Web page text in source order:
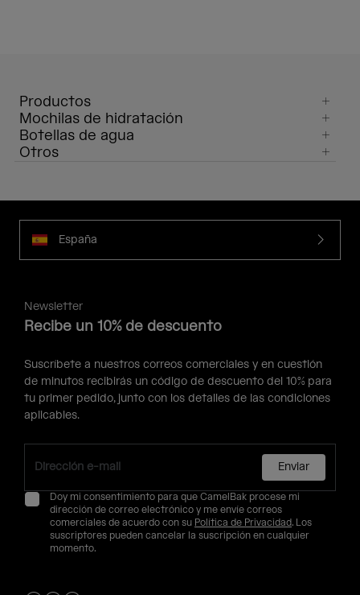
Productos
Mochilas de hidratación
Botellas de agua
Otros
España
Newsletter
Recibe un 10% de descuento
Suscríbete a nuestros correos comerciales y en cuestión
de minutos recibirás un código de descuento del 10% para
tu primer pedido, junto con los detalles de las condiciones
aplicables.
Enviar
Doy mi consentimiento para que CamelBak procese mi
dirección de correo electrónico y me envíe correos
comerciales de acuerdo con su Política de Privacidad. Los
suscriptores pueden cancelar la suscripción en cualquier
momento.